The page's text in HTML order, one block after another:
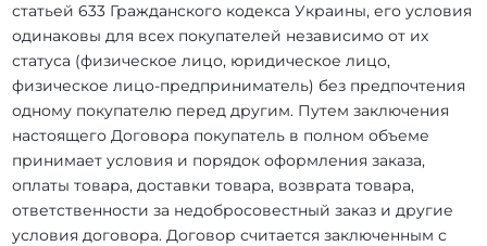
статьей 633 Гражданского кодекса Украины, его условия
одинаковы для всех покупателей независимо от их
статуса (физическое лицо, юридическое лицо,
физическое лицо-предприниматель) без предпочтения
одному покупателю перед другим. Путем заключения
настоящего Договора покупатель в полном объеме
принимает условия и порядок оформления заказа,
оплаты товара, доставки товара, возврата товара,
ответственности за недобросовестный заказ и другие
условия договора. Договор считается заключенным с